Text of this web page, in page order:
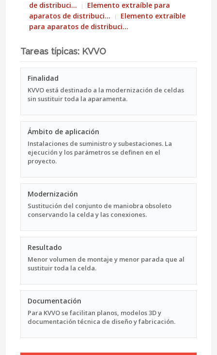
de distribuci…
Elemento extraíble para
aparatos de distribuci…
Elemento extraíble
para aparatos de distribuci…
Tareas típicas: KVVO
Finalidad
KVVO está destinado a la modernización de celdas
sin sustituir toda la aparamenta.
Ámbito de aplicación
Instalaciones de suministro y subestaciones. La
ejecución y los parámetros se definen en el
proyecto.
Modernización
Sustitución del conjunto de maniobra obsoleto
conservando la celda y las conexiones.
Resultado
Menor volumen de montaje y menor parada que al
sustituir toda la celda.
Documentación
Para KVVO se facilitan planos, modelos 3D y
documentación técnica de diseño y fabricación.